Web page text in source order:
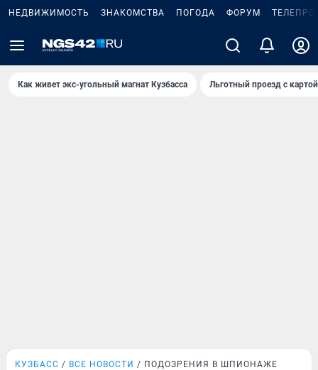
НЕДВИЖИМОСТЬ ЗНАКОМСТВА ПОГОДА ФОРУМ
Как живет экс-угольный магнат Кузбасса Льготный проезд с
КУЗБАСС ВСЕ НОВОСТИ ПОДОЗРЕНИЯ В ШПИОНАЖЕ